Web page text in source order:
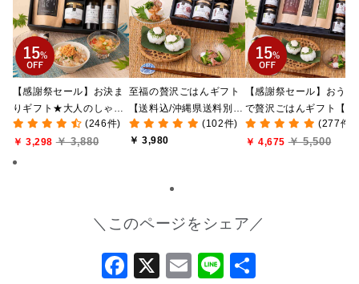
【感謝祭セール】お決ま
りギフト★大人のしゃけ
しゃけめんたい入り【送
料込/沖縄県送料別途】
【化粧箱包装付】
(246件)
￥ 3,298 ￥ 3,880
至福の贅沢ごはんギフト
【送料込/沖縄県送料別
途】【化粧箱包装付/オン
ライン限定】
(102件)
￥ 3,980
【感謝祭セール】おうち
で贅沢ごはんギフト【送
料無料/沖縄県送料別途】
【化粧箱包装付/オンライ
(277件)
￥ 4,675 ￥ 5,500
＼このページをシェア／
Facebook
X Email
Line